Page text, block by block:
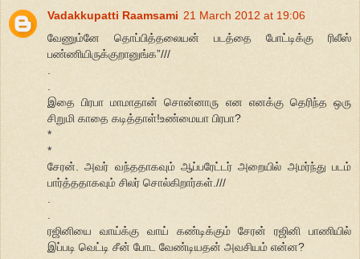
Vadakkupatti Raamsami 21 March 2012 at 19:06
வேணும்னே தொப்பித்தலையன் படத்தை போட்டிக்கு ரிலீஸ்
பண்ணியிருக்குறானுங்க”///
.
.
இதை பிரபா மாமாதான் சொன்னாரு என எனக்கு தெரிந்த ஒரு
சிறுமி காதை கடித்தாள்!உண்மையா பிரபா?
*
*
சேரன். அவர் வந்ததாகவும் ஆப்பரேட்டர் அறையில் அமர்ந்து படம்
பார்த்ததாகவும் சிலர் சொல்கிறார்கள்.///
.
.
ரஜினியை வாய்க்கு வாய் கண்டிக்கும் சேரன் ரஜினி பாணியில்
இப்படி வெட்டி சீன் போட வேண்டியதன் அவசியம் என்ன?